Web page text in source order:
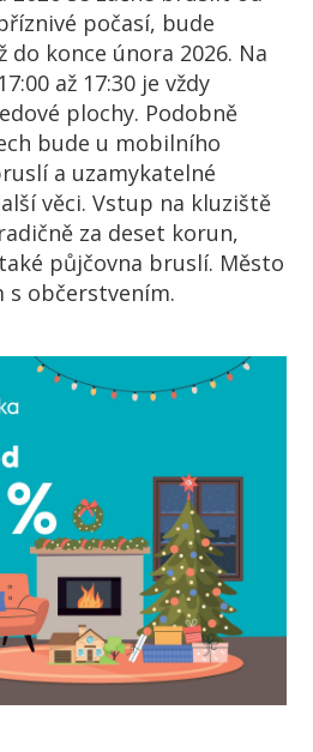
počasí, bude
do konce února 2026. Na
až 17:30 je vždy
plochy. Podobně
bude u mobilního
a uzamykatelné
věci. Vstup na kluziště
za deset korun,
půjčovna bruslí. Město
s občerstvením.